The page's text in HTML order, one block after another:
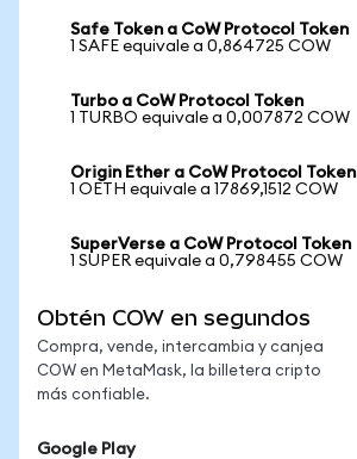
Safe Token a CoW Protocol Token
1 SAFE equivale a 0,864725 COW
Turbo a CoW Protocol Token
1 TURBO equivale a 0,007872 COW
Origin Ether a CoW Protocol Token
1 OETH equivale a 17869,1512 COW
SuperVerse a CoW Protocol Token
1 SUPER equivale a 0,798455 COW
Obtén COW en segundos
Compra, vende, intercambia y canjea
COW en MetaMask, la billetera cripto
más confiable.
Google Play